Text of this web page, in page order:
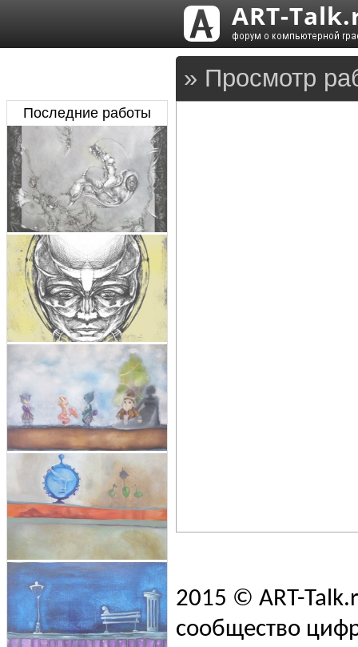
» Просмотр
Последние работы
2015 © ART-
сообщество